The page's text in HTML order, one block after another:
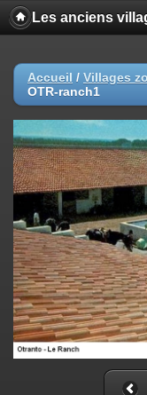
Les anciens
Accueil / Villages
OTR-ranch1